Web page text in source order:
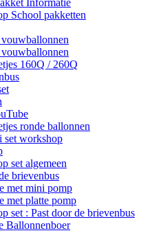
Informatie
School pakketten
160Q / 260Q
ronde ballonnen
workshop
set algemeen
brievenbus
met mini pomp
met platte pomp
set : Past door de brievenbus
Ballonnenboer